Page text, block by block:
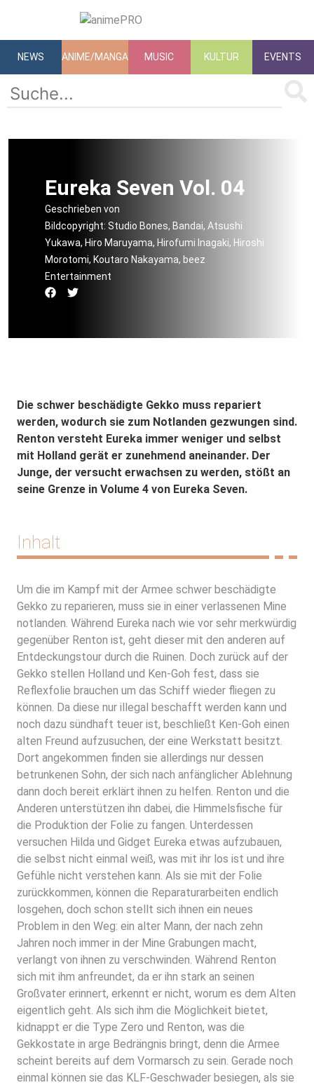
NEWS ANIME/MANGA MUSIC KULTUR EVENTS
Eureka Seven Vol. 04
Geschrieben von
Bildcopyright: Studio Bones, Bandai, Atsushi
Yukawa, Hiro Maruyama, Hirofumi Inagaki, Hiroshi
Morotomi, Koutaro Nakayama, beez
Entertainment
Die schwer beschädigte Gekko muss repariert
werden, wodurch sie zum Notlanden gezwungen sind.
Renton versteht Eureka immer weniger und selbst
mit Holland gerät er zunehmend aneinander. Der
Junge, der versucht erwachsen zu werden, stößt an
seine Grenze in Volume 4 von Eureka Seven.
Inhalt
Um die im Kampf mit der Armee schwer beschädigte
Gekko zu reparieren, muss sie in einer verlassenen Mine
notlanden. Während Eureka nach wie vor sehr merkwürdig
gegenüber Renton ist, geht dieser mit den anderen auf
Entdeckungstour durch die Ruinen. Doch zurück auf der
Gekko stellen Holland und Ken-Goh fest, dass sie
Reflexfolie brauchen um das Schiff wieder fliegen zu
können. Da diese nur illegal beschafft werden kann und
noch dazu sündhaft teuer ist, beschließt Ken-Goh einen
alten Freund aufzusuchen, der eine Werkstatt besitzt.
Dort angekommen finden sie allerdings nur dessen
betrunkenen Sohn, der sich nach anfänglicher Ablehnung
dann doch bereit erklärt ihnen zu helfen. Renton und die
Anderen unterstützen ihn dabei, die Himmelsfische für
die Produktion der Folie zu fangen. Unterdessen
versuchen Hilda und Gidget Eureka etwas aufzubauen,
die selbst nicht einmal weiß, was mit ihr los ist und ihre
Gefühle nicht verstehen kann. Als sie mit der Folie
zurückkommen, können die Reparaturarbeiten endlich
losgehen, doch schon stellt sich ihnen ein neues
Problem in den Weg: ein alter Mann, der nach zehn
Jahren noch immer in der Mine Grabungen macht,
verlangt von ihnen zu verschwinden. Während Renton
sich mit ihm anfreundet, da er ihn stark an seinen
Großvater erinnert, erkennt er nicht, worum es dem Alten
eigentlich geht. Als sich ihm die Möglichkeit bietet,
kidnappt er die Type Zero und Renton, was die
Gekkostate in arge Bedrängnis bringt, denn die Armee
scheint bereits auf dem Vormarsch zu sein. Gerade noch
einmal können sie das KLF-Geschwader besiegen, als sie